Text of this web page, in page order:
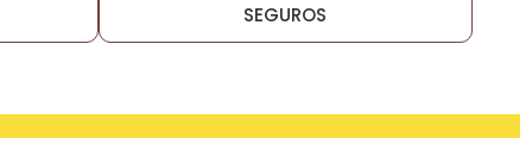
SEGUROS